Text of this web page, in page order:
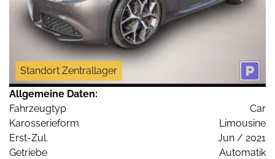
Standort Zentrallager
Allgemeine Daten:
Fahrzeugtyp
Car
Karosserieform
Limousine
Erst-Zul.
Jun / 2021
Getriebe
Automatik